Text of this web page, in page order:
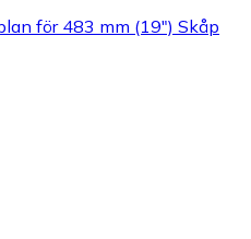
för 483 mm (19") Skåp